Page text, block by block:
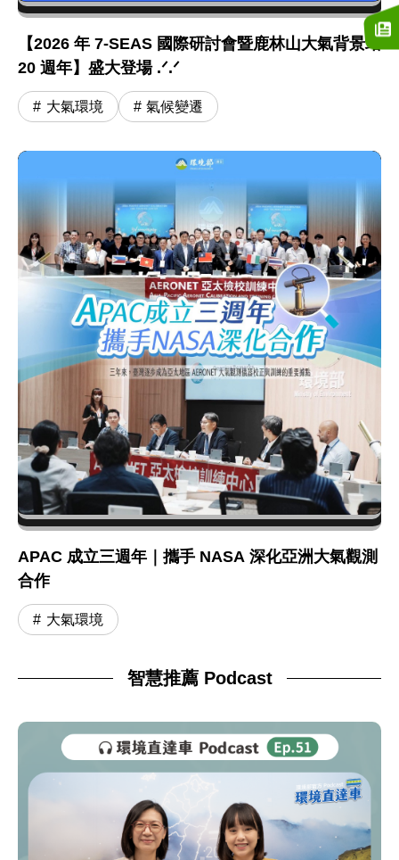
【2026 年 7-SEAS 國際研討會暨鹿林山大氣背景站
20 週年】盛大登場 .ᐟ.ᐟ
大氣環境 氣候變遷
APAC 成立三週年｜攜手 NASA 深化亞洲大氣觀測
合作
大氣環境
智慧推薦 Podcast